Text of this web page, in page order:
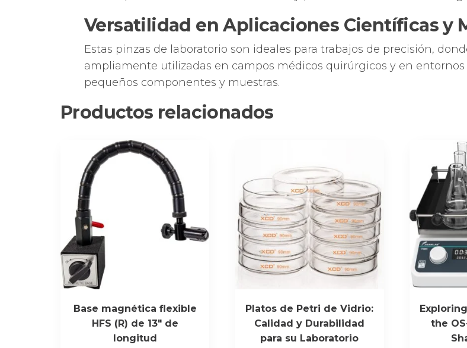
acero
pinzas
de
Versatilidad en Aplicaciones Científicas y
Estas pinzas de laboratorio son ideales para trabajos de precisión,
ampliamente utilizadas en campos médicos quirúrgicos y en
pequeños componentes y muestras.
Productos relacionados
Base magnética flexible
HFS (R) de 13″ de
longitud
Platos de Petri de Vidrio:
Calidad y Durabilidad
para su Laboratorio
the